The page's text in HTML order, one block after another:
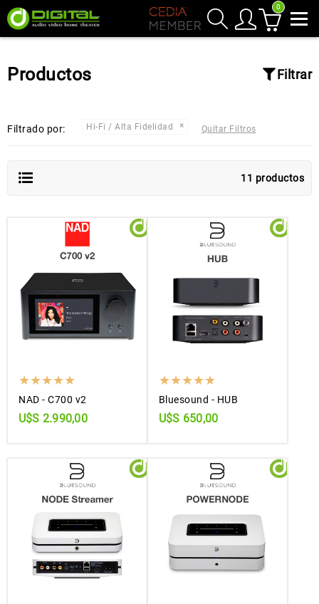
0
Productos Filtrar
Filtrado por: Hi-Fi / Alta Fidelidad Quitar Filtros
11 productos
NAD - C700 v2
U$S 2.990,00
Bluesound - HUB
U$S 650,00